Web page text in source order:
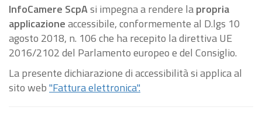
InfoCamere ScpAsi impegna a rendere lapropria
applicazioneaccessibile, conformemente al D.lgs 10
agosto 2018, n. 106 che ha recepito la direttiva UE
2016/2102 del Parlamento europeo e del Consiglio.
La presente dichiarazione di accessibilità si applica al
sito web"Fattura elettronica".